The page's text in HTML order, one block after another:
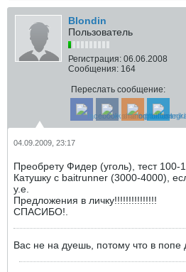
Blondin
Пользователь
Регистрация: 06.06.2008
Сообщения: 164
Переслать сообщение:
04.09.2009, 23:17
Преобрету Фидер (уголь), тест 100-
Катушку с baitrunner (3000-4000),
у.е.
Предложения в личку!!!!!!!!!!!!!!!
СПАСИБО!.
Вас не на дуешь, потому что в попе